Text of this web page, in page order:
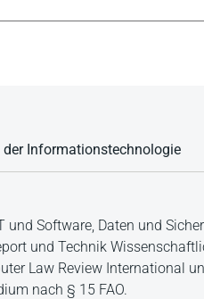
Informationstechnologie
Software, Daten und
und Technik
Law Review International
nach § 15 FAO.